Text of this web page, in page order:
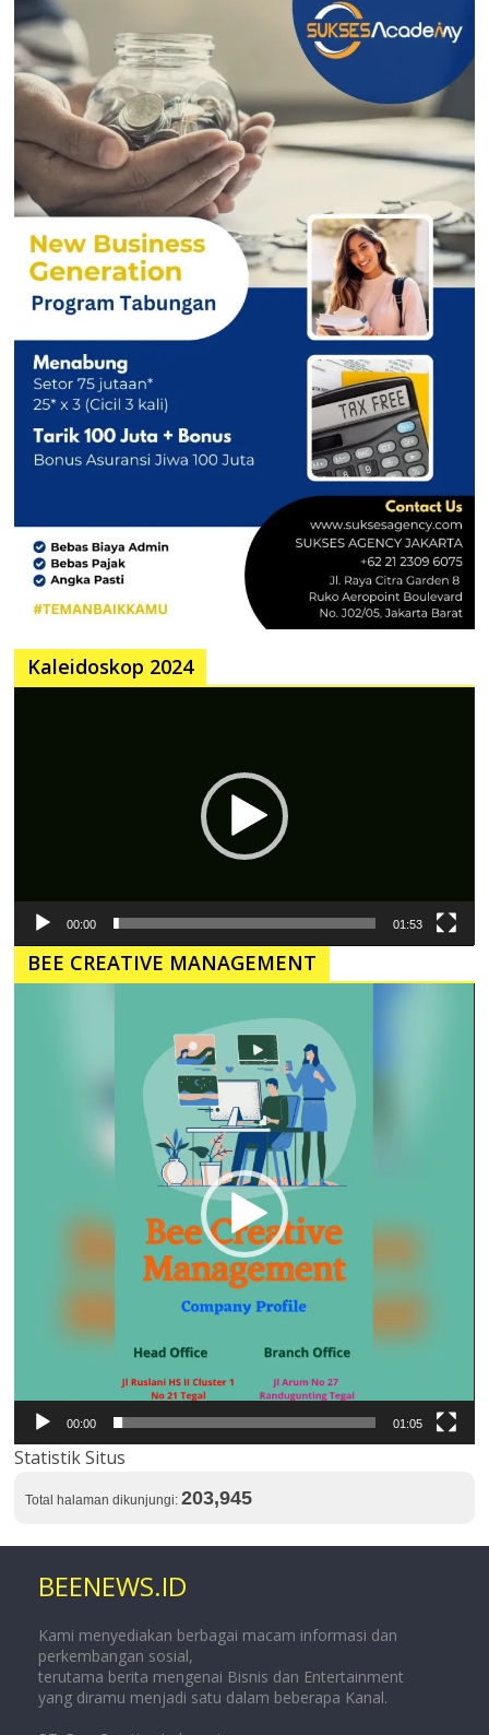
Kaleidoskop 2024
00:00 01:53
BEE CREATIVE MANAGEMENT
00:00 01:05
Statistik Situs
Total halaman dikunjungi:203,945
BEENEWS.ID
Kami menyediakan berbagai macam informasi dan
perkembangan sosial,
terutama berita mengenai Bisnis dan Entertainment
yang diramu menjadi satu dalam beberapa Kanal.